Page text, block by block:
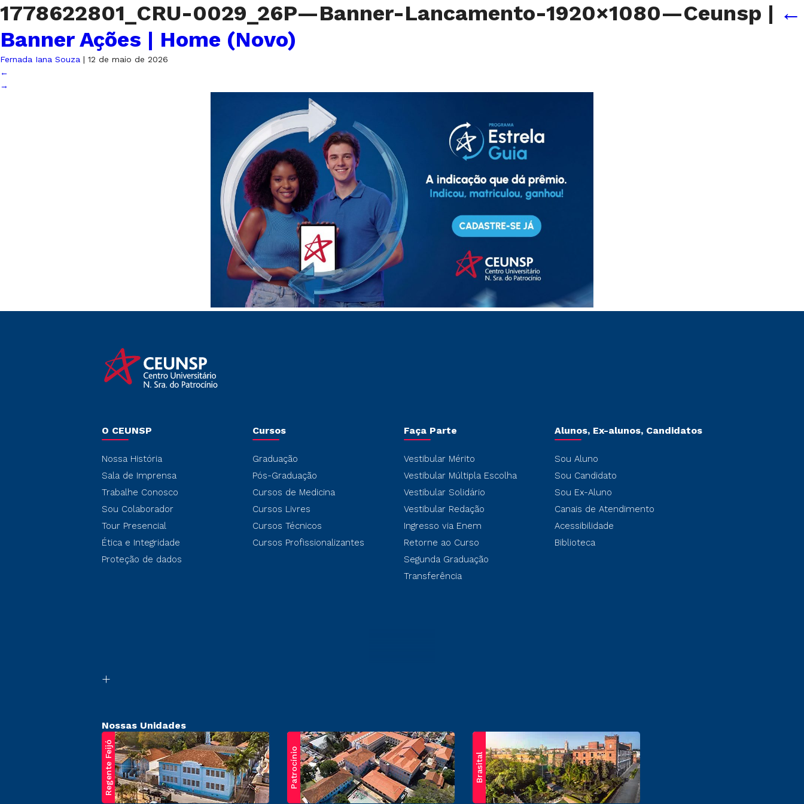
1778622801_CRU-0029_26P—Banner-Lancamento-1920×1080—Ceunsp | ←
Banner Ações | Home (Novo)
Fernada Iana Souza | 12 de maio de 2026
←
→
O CEUNSP
Nossa História
Sala de Imprensa
Trabalhe Conosco
Sou Colaborador
Tour Presencial
Ética e Integridade
Proteção de dados
Cursos
Graduação
Pós-Graduação
Cursos de Medicina
Cursos Livres
Cursos Técnicos
Cursos Profissionalizantes
Faça Parte
Vestibular Mérito
Vestibular Múltipla Escolha
Vestibular Solidário
Vestibular Redação
Ingresso via Enem
Retorne ao Curso
Segunda Graduação
Transferência
Alunos, Ex-alunos, Candidatos
Sou Aluno
Sou Candidato
Sou Ex-Aluno
Canais de Atendimento
Acessibilidade
Biblioteca
Nossas Unidades
Regente Feijó Patrocínio Brasital